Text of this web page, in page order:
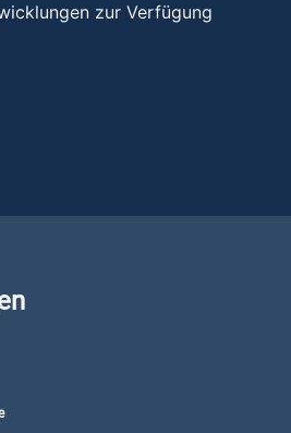
zur Verfügung